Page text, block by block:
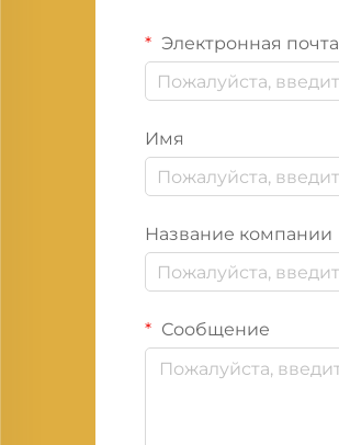
Электронная почта
Имя
Название компании
Сообщение